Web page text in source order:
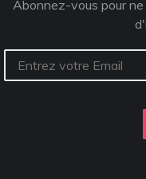
Abonnez-vous pour